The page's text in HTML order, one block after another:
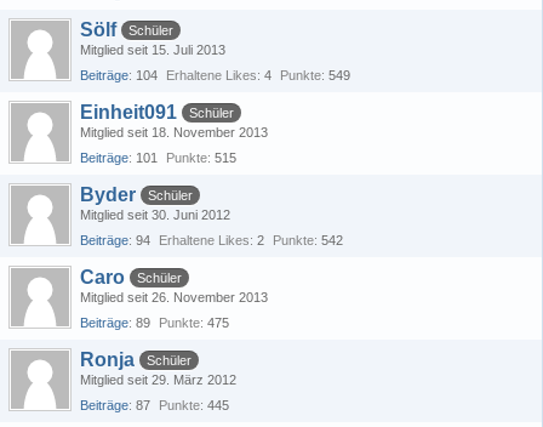
Sölf
Schüler
Mitglied seit 15. Juli 2013
Beiträge 104 Erhaltene Likes 4 Punkte 549
Einheit091
Schüler
Mitglied seit 18. November 2013
Beiträge 101 Punkte 515
Byder
Schüler
Mitglied seit 30. Juni 2012
Beiträge 94 Erhaltene Likes 2 Punkte 542
Caro
Schüler
Mitglied seit 26. November 2013
Beiträge 89 Punkte 475
Ronja
Schüler
Mitglied seit 29. März 2012
Beiträge 87 Punkte 445